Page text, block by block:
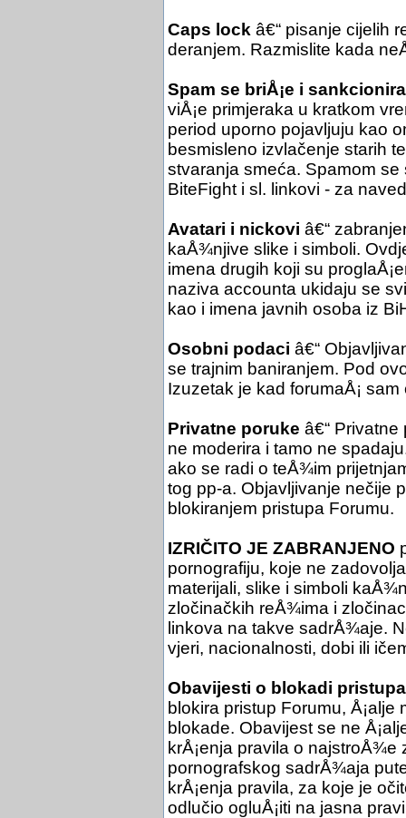
Caps lock â€“ pisanje cijelih
deranjem. Razmislite kada
Spam se briÅ¡e i sankcionira
viÅ¡e primjeraka u kratkom
period uporno pojavljuju kao
besmisleno izvlačenje starih
stvaranja smeća. Spamom
BiteFight i sl. linkovi - za
Avatari i nickovi â€“
kaÅ¾njive slike i simboli.
imena drugih koji su
naziva accounta ukidaju se
kao i imena javnih osoba iz
Osobni podaci â€“
se trajnim baniranjem. Pod
Izuzetak je kad forumaÅ¡
Privatne poruke â€“
ne moderira i tamo ne
ako se radi o teÅ¾im
tog pp-a. Objavljivanje nečije
blokiranjem pristupa Forumu.
IZRIČITO JE ZABRANJENO
pornografiju, koje ne
materijali, slike i simboli
zločinačkih reÅ¾ima i
linkova na takve sadrÅ¾aje.
vjeri, nacionalnosti, dobi ili
Obavijesti o blokadi pristupa
blokira pristup Forumu,
blokade. Obavijest se ne
krÅ¡enja pravila o
pornografskog sadrÅ¾aja
krÅ¡enja pravila, za koje je
odlučio ogluÅ¡iti na jasna